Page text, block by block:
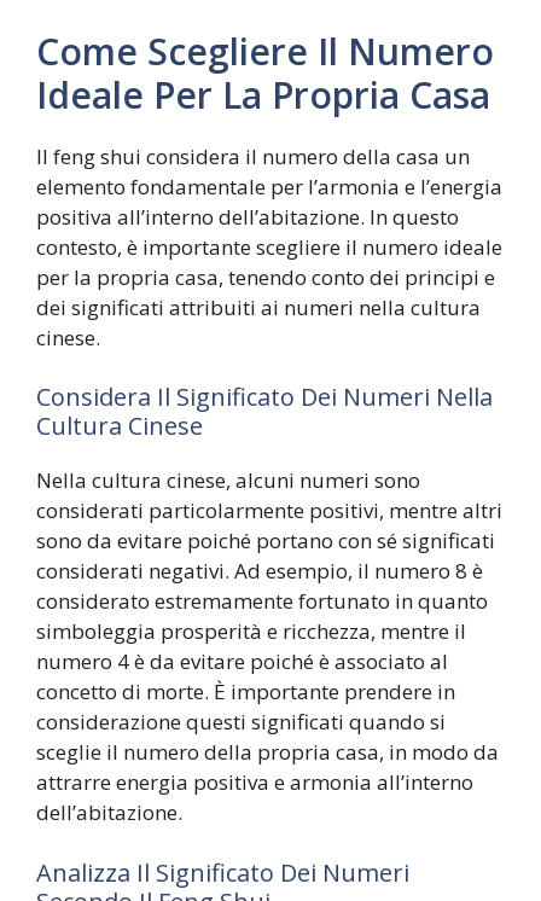
Come Scegliere Il Numero
Ideale Per La Propria Casa
Il feng shui considera il numero della casa un
elemento fondamentale per l’armonia e l’energia
positiva all’interno dell’abitazione. In questo
contesto, è importante scegliere il numero ideale
per la propria casa, tenendo conto dei principi e
dei significati attribuiti ai numeri nella cultura
cinese.
Considera Il Significato Dei Numeri Nella
Cultura Cinese
Nella cultura cinese, alcuni numeri sono
considerati particolarmente positivi, mentre altri
sono da evitare poiché portano con sé significati
considerati negativi. Ad esempio, il numero 8 è
considerato estremamente fortunato in quanto
simboleggia prosperità e ricchezza, mentre il
numero 4 è da evitare poiché è associato al
concetto di morte. È importante prendere in
considerazione questi significati quando si
sceglie il numero della propria casa, in modo da
attrarre energia positiva e armonia all’interno
dell’abitazione.
Analizza Il Significato Dei Numeri